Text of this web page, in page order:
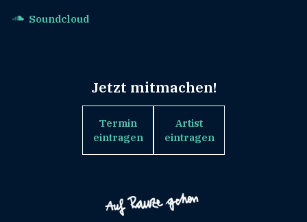
Soundcloud
Jetzt mitmachen!
Termin
eintragen
Artist
eintragen